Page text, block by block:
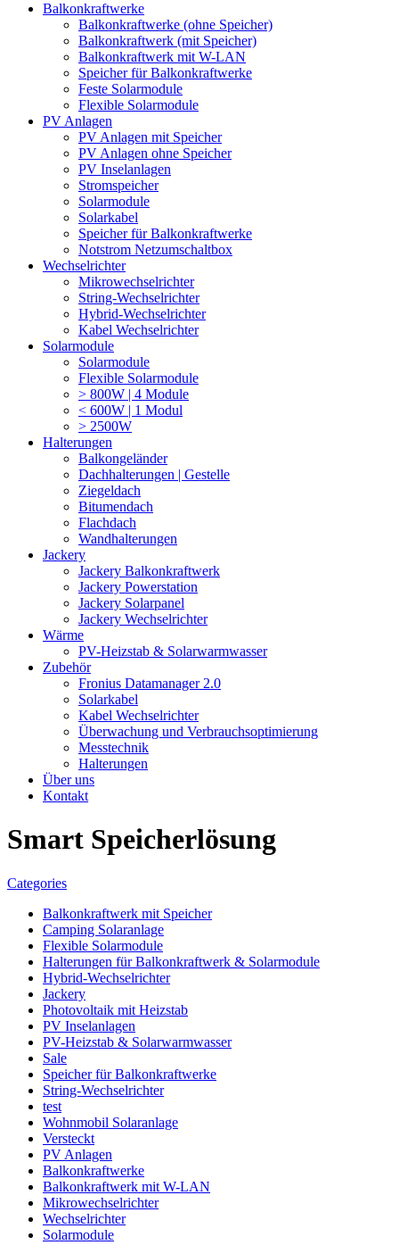
Balkonkraftwerke
Balkonkraftwerke (ohne Speicher)
Balkonkraftwerk (mit Speicher)
Balkonkraftwerk mit W-LAN
Speicher für Balkonkraftwerke
Feste Solarmodule
Flexible Solarmodule
PV Anlagen
PV Anlagen mit Speicher
PV Anlagen ohne Speicher
PV Inselanlagen
Stromspeicher
Solarmodule
Solarkabel
Speicher für Balkonkraftwerke
Notstrom Netzumschaltbox
Wechselrichter
Mikrowechselrichter
String-Wechselrichter
Hybrid-Wechselrichter
Kabel Wechselrichter
Solarmodule
Solarmodule
Flexible Solarmodule
> 800W | 4 Module
< 600W | 1 Modul
> 2500W
Halterungen
Balkongeländer
Dachhalterungen | Gestelle
Ziegeldach
Bitumendach
Flachdach
Wandhalterungen
Jackery
Jackery Balkonkraftwerk
Jackery Powerstation
Jackery Solarpanel
Jackery Wechselrichter
Wärme
PV-Heizstab & Solarwarmwasser
Zubehör
Fronius Datamanager 2.0
Solarkabel
Kabel Wechselrichter
Überwachung und Verbrauchsoptimierung
Messtechnik
Halterungen
Über uns
Kontakt
Smart Speicherlösung
Categories
Balkonkraftwerk mit Speicher
Camping Solaranlage
Flexible Solarmodule
Halterungen für Balkonkraftwerk & Solarmodule
Hybrid-Wechselrichter
Jackery
Photovoltaik mit Heizstab
PV Inselanlagen
PV-Heizstab & Solarwarmwasser
Sale
Speicher für Balkonkraftwerke
String-Wechselrichter
test
Wohnmobil Solaranlage
Versteckt
PV Anlagen
Balkonkraftwerke
Balkonkraftwerk mit W-LAN
Mikrowechselrichter
Wechselrichter
Solarmodule